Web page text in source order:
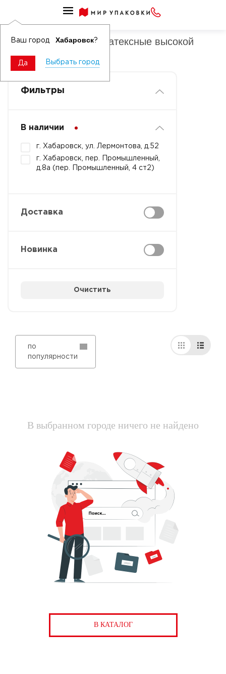
Ваш город Хабаровск?
Да Выбрать город
Перчатки в коробке латексные высокой прочности
Перчатки в коробке латексные высокой
Фильтры
В наличии
г. Хабаровск, ул. Лермонтова, д.52
г. Хабаровск, пер. Промышленный,
д.8а (пер. Промышленный, 4 ст2)
Доставка
Новинка
Очистить
по
популярности
В выбранном городе ничего не найдено
В КАТАЛОГ